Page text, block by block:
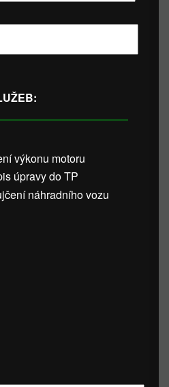
výkonu motoru
úpravy do TP
náhradního vozu